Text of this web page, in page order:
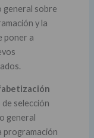
general sobre
y la
poner a
selección
general
programación